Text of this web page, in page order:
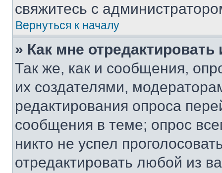
свяжитесь с
Вернуться к началу
» Как мне
Так же, как и сообщения,
их создателями,
редактирования опроса
сообщения в теме; опрос
никто не успел
отредактировать любой из